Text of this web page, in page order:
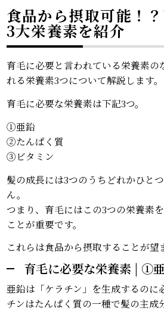
食品から摂取可能！
3大栄養素を紹介
育毛に必要と言われている栄養素の
れる栄養素3つについて解説します。
育毛に必要な栄養素は下記3つ。
①亜鉛
②たんぱく質
③ビタミン
髪の成長には3つのうちどれかひと
ん。
つまり、育毛にはこの3つの栄養素
ことが重要です。
これらは食品から摂取することが望
育毛に必要な栄養素 | ①
亜鉛は「ケラチン」を生成するのに
チンはたんぱく質の一種で髪の主成